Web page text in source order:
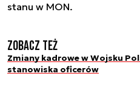
stanu w MON.
Zobacz też
Zmiany kadrowe w Wojsku
stanowiska oficerów